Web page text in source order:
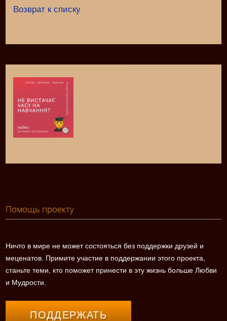
Возврат к списку
Помощь проекту
Ничто в мире не может состояться без поддержки друзей и
меценатов. Примите участие в поддержании этого проекта,
станьте теми, кто поможет принести в эту жизнь больше Любви
и Мудрости.
ПОДДЕРЖАТЬ